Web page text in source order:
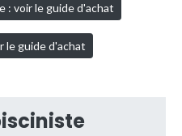
: voir le guide d'achat
le guide d'achat